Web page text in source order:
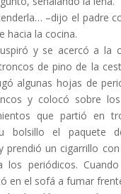
–dijo el padre
hacia la cocina.
y se acercó a la
de pino de la
algunas hojas de
y colocó sobre los
que partió en
bolsillo el paquete
prendió un cigarrillo
los periódicos.
en el sofá a fumar